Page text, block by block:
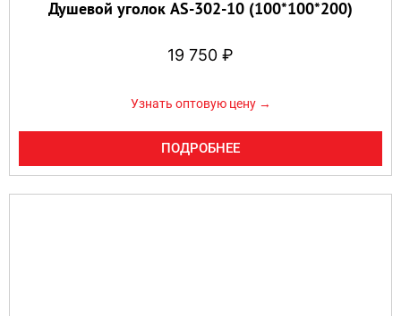
Душевой уголок AS-302-10 (100*100*200)
19 750 ₽
Узнать оптовую цену →
ПОДРОБНЕЕ